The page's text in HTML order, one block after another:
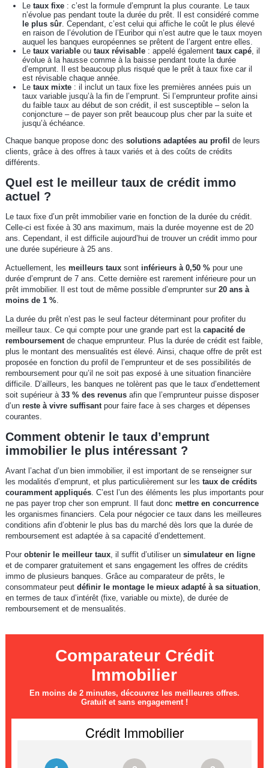
Le taux fixe: c’est la formule d’emprunt la plus courante. Le taux
n’évolue pas pendant toute la durée du prêt. Il est considéré comme
le plus sûr. Cependant, c’est celui qui affiche le coût le plus élevé
en raison de l’évolution de l’Euribor qui n’est autre que le taux moyen
auquel les banques européennes se prêtent de l’argent entre elles.
Le taux variableou taux révisable: appelé également taux capé, il
évolue à la hausse comme à la baisse pendant toute la durée
d’emprunt. Il est beaucoup plus risqué que le prêt à taux fixe car il
est révisable chaque année.
Le taux mixte: il inclut un taux fixe les premières années puis un
taux variable jusqu’à la fin de l’emprunt. Si l’emprunteur profite ainsi
du faible taux au début de son crédit, il est susceptible – selon la
conjoncture – de payer son prêt beaucoup plus cher par la suite et
jusqu’à échéance.
Chaque banque propose donc des solutions adaptées au profil de leurs
clients, grâce à des offres à taux variés et à des coûts de crédits
différents.
Quel est le meilleur taux de crédit immo
actuel ?
Le taux fixe d’un prêt immobilier varie en fonction de la durée du crédit.
Celle-ci est fixée à 30 ans maximum, mais la durée moyenne est de 20
ans. Cependant, il est difficile aujourd’hui de trouver un crédit immo pour
une durée supérieure à 25 ans.
Actuellement, les meilleurs tauxsont inférieurs à 0,50 %pour une
durée d’emprunt de 7 ans. Cette dernière est rarement inférieure pour un
prêt immobilier. Il est tout de même possible d’emprunter sur 20 ans à
moins de 1 %.
La durée du prêt n’est pas le seul facteur déterminant pour profiter du
meilleur taux. Ce qui compte pour une grande part est la capacité de
remboursementde chaque emprunteur. Plus la durée de crédit est faible,
plus le montant des mensualités est élevé. Ainsi, chaque offre de prêt est
proposée en fonction du profil de l’emprunteur et de ses possibilités de
remboursement pour qu’il ne soit pas exposé à une situation financière
difficile. D’ailleurs, les banques ne tolèrent pas que le taux d’endettement
soit supérieur à 33 % des revenusafin que l’emprunteur puisse disposer
d’un reste à vivre suffisantpour faire face à ses charges et dépenses
courantes.
Comment obtenir le taux d’emprunt
immobilier le plus intéressant ?
Avant l’achat d’un bien immobilier, il est important de se renseigner sur
les modalités d’emprunt, et plus particulièrement sur les taux de crédits
couramment appliqués. C’est l’un des éléments les plus importants pour
ne pas payer trop cher son emprunt. Il faut donc mettre en concurrence
les organismes financiers. Cela pour négocier ce taux dans les meilleures
conditions afin d’obtenir le plus bas du marché dès lors que la durée de
remboursement est adaptée à sa capacité d’endettement.
Pour obtenir le meilleur taux, il suffit d’utiliser un simulateur en ligne
et de comparer gratuitement et sans engagement les offres de crédits
immo de plusieurs banques. Grâce au comparateur de prêts, le
consommateur peut définir le montage le mieux adapté à sa situation,
en termes de taux d’intérêt (fixe, variable ou mixte), de durée de
remboursement et de mensualités.
Comparateur Crédit
Immobilier
En moins de 2 minutes, découvrez les meilleures offres.
Gratuit et sans engagement !